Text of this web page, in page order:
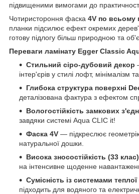
підвищеними вимогами до
Чотиристороння фаска 4V по всьому
планки підсилює ефект окремих
готову підлогу більш природною та
Переваги ламінату Egger Classic
Стильний сіро-дубовий декор
інтер'єрів у стилі лофт, мінімалізм
Глибока структура поверхні
деталізована фактура з ефектом
Вологостійкість замкових
завдяки системі Aqua CLIC it!
Фаска 4V — підкреслює
натуральної дошки.
Висока зносостійкість (33 клас)
на інтенсивне щоденне
Сумісність із системами теплої
підходить для водяного та